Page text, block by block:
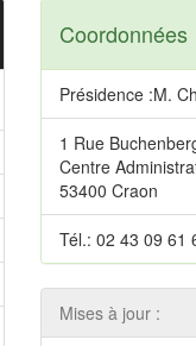
Coordonnées
Présidence :M.
1 Rue
Centre
53400 Craon
Tél.: 02 43 09 61
Mises à jour :